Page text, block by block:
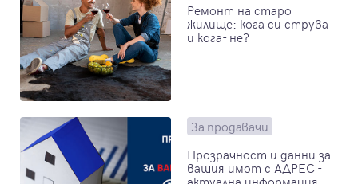
Ремонт на старо
жилище: кога си струва
и кога- не?
За продавачи
Прозрачност и данни за
вашия имот с АДРЕС -